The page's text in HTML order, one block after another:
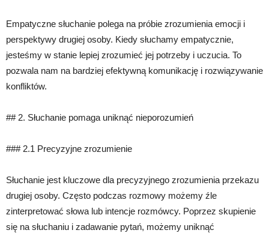
Empatyczne słuchanie polega na próbie zrozumienia emocji i
perspektywy drugiej osoby. Kiedy słuchamy empatycznie,
jesteśmy w stanie lepiej zrozumieć jej potrzeby i uczucia. To
pozwala nam na bardziej efektywną komunikację i rozwiązywanie
konfliktów.
## 2. Słuchanie pomaga uniknąć nieporozumień
### 2.1 Precyzyjne zrozumienie
Słuchanie jest kluczowe dla precyzyjnego zrozumienia przekazu
drugiej osoby. Często podczas rozmowy możemy źle
zinterpretować słowa lub intencje rozmówcy. Poprzez skupienie
się na słuchaniu i zadawanie pytań, możemy uniknąć